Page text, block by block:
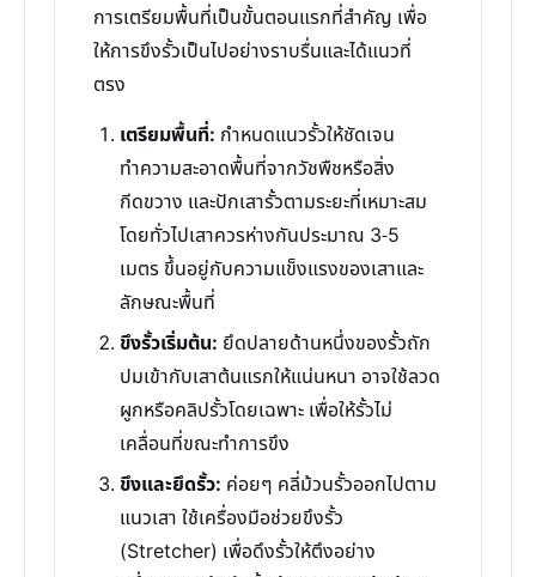
การเตรียมพื้นที่เป็นขั้นตอนแรกที่สำคัญ เพื่อ
ให้การขึงรั้วเป็นไปอย่างราบรื่นและได้แนวที่
ตรง
เตรียมพื้นที่: กำหนดแนวรั้วให้ชัดเจน
ทำความสะอาดพื้นที่จากวัชพืชหรือสิ่ง
กีดขวาง และปักเสารั้วตามระยะที่เหมาะสม
โดยทั่วไปเสาควรห่างกันประมาณ 3-5
เมตร ขึ้นอยู่กับความแข็งแรงของเสาและ
ลักษณะพื้นที่
ขึงรั้วเริ่มต้น: ยึดปลายด้านหนึ่งของรั้วถัก
ปมเข้ากับเสาต้นแรกให้แน่นหนา อาจใช้ลวด
ผูกหรือคลิปรั้วโดยเฉพาะ เพื่อให้รั้วไม่
เคลื่อนที่ขณะทำการขึง
ขึงและยึดรั้ว: ค่อยๆ คลี่ม้วนรั้วออกไปตาม
แนวเสา ใช้เครื่องมือช่วยขึงรั้ว
(Stretcher) เพื่อดึงรั้วให้ตึงอย่าง